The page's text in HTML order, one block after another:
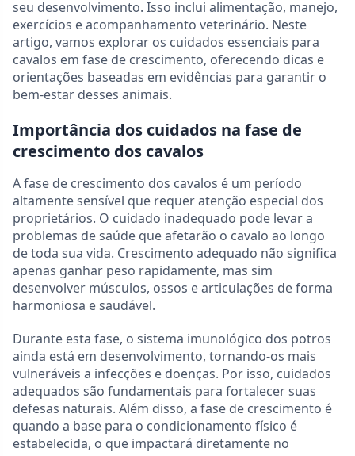
seu desenvolvimento. Isso inclui alimentação, manejo,
exercícios e acompanhamento veterinário. Neste
artigo, vamos explorar os cuidados essenciais para
cavalos em fase de crescimento, oferecendo dicas e
orientações baseadas em evidências para garantir o
bem-estar desses animais.
Importância dos cuidados na fase de
crescimento dos cavalos
A fase de crescimento dos cavalos é um período
altamente sensível que requer atenção especial dos
proprietários. O cuidado inadequado pode levar a
problemas de saúde que afetarão o cavalo ao longo
de toda sua vida. Crescimento adequado não significa
apenas ganhar peso rapidamente, mas sim
desenvolver músculos, ossos e articulações de forma
harmoniosa e saudável.
Durante esta fase, o sistema imunológico dos potros
ainda está em desenvolvimento, tornando-os mais
vulneráveis a infecções e doenças. Por isso, cuidados
adequados são fundamentais para fortalecer suas
defesas naturais. Além disso, a fase de crescimento é
quando a base para o condicionamento físico é
estabelecida, o que impactará diretamente no